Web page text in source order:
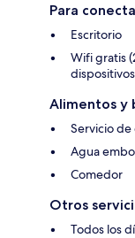
Para
Escritorio
Wifi gratis
Alimentos y
Servicio de
Agua
Comedor
Otros
Todos los